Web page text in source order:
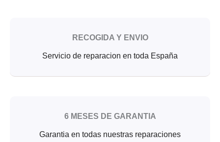
RECOGIDA Y ENVIO
Servicio de reparacion en toda España
6 MESES DE GARANTIA
Garantia en todas nuestras reparaciones